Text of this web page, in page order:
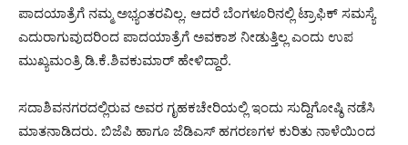
ಪಾದಯಾತ್ರೆಗೆ ನಮ್ಮ ಅಭ್ಯಂತರವಿಲ್ಲ. ಆದರೆ ಬೆಂಗಳೂರಿನಲ್ಲಿ ಟ್ರಾಫಿಕ್‌ ಸಮಸ್ಯೆ
ಎದುರಾಗುವುದರಿಂದ ಪಾದಯಾತ್ರೆಗೆ ಅವಕಾಶ ನೀಡುತ್ತಿಲ್ಲ ಎಂದು ಉಪ
ಮುಖ್ಯಮಂತ್ರಿ ಡಿ.ಕೆ.ಶಿವಕುಮಾರ್‌ ಹೇಳಿದ್ದಾರೆ.
ಸದಾಶಿವನಗರದಲ್ಲಿರುವ ಅವರ ಗೃಹಕಚೇರಿಯಲ್ಲಿ ಇಂದು ಸುದ್ದಿಗೋಷ್ಠಿ ನಡೆಸಿ
ಮಾತನಾಡಿದರು. ಬಿಜೆಪಿ ಹಾಗೂ ಜೆಡಿಎಸ್‌ ಹಗರಣಗಳ ಕುರಿತು ನಾಳೆಯಿಂದ